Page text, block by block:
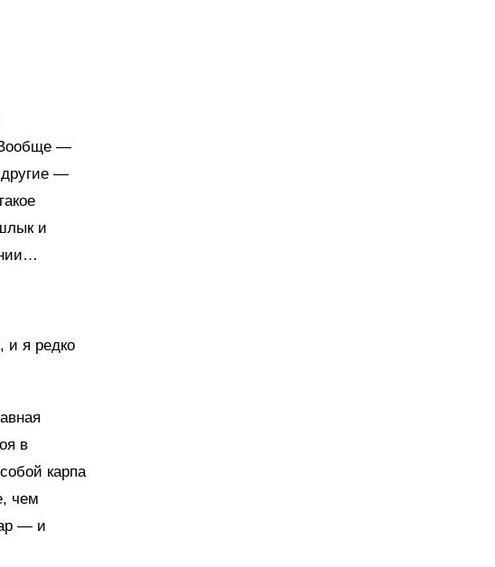
Вообще —
другие —
и
и я редко
в
карпа
чем
— и